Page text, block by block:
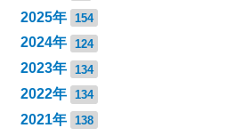
2025年 154
2024年 124
2023年 134
2022年 134
2021年 138